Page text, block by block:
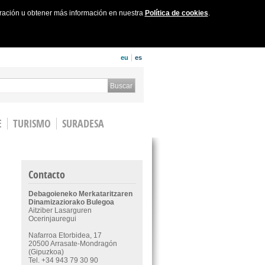
u obtener más información en nuestra Política de cookies.
eu es
TURISMO
SURADESA
Contacto
Debagoieneko Merkataritzaren
Dinamizaziorako Bulegoa
Aitziber Lasarguren
Ocerinjauregui
Nafarroa Etorbidea, 17
20500 Arrasate-Mondragón
(Gipuzkoa)
Tel. +34 943 79 30 90